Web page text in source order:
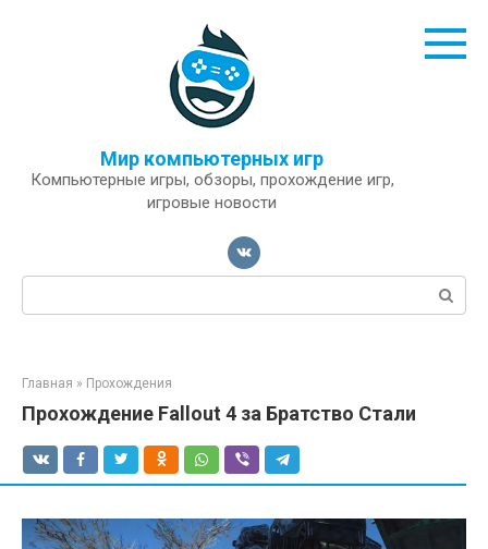
Мир компьютерных игр
Компьютерные игры, обзоры, прохождение игр,
игровые новости
Поиск:
Главная » Прохождения
Прохождение Fallout 4 за Братство Стали